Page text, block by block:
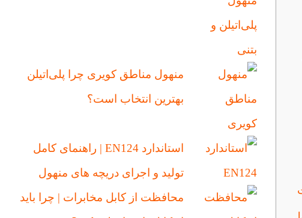
منهول مناطق کویری چرا پلی‌اتیلن
بهترین انتخاب است؟
استاندارد EN124 | راهنمای کامل
تولید و اجرای دریچه‌ های منهول
محافظت از کابل‌ مخابرات | چرا باید